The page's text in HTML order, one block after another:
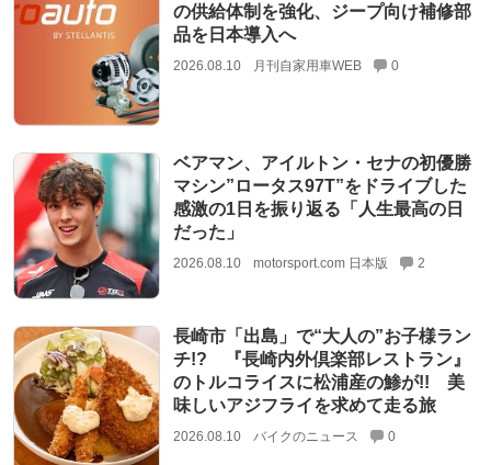
の供給体制を強化、ジープ向け補修部
品を日本導入へ
2026.08.10 月刊自家用車WEB 0
ベアマン、アイルトン・セナの初優勝
マシン”ロータス97T”をドライブした
感激の1日を振り返る「人生最高の日
だった」
2026.08.10 motorsport.com 日本版 2
長崎市「出島」で“大人の”お子様ラン
チ!? 『長崎内外倶楽部レストラン』
のトルコライスに松浦産の鯵が!! 美
味しいアジフライを求めて走る旅
2026.08.10 バイクのニュース 0